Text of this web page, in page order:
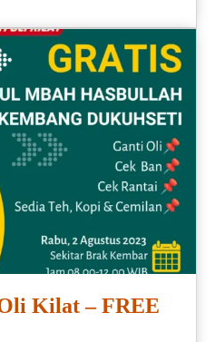
Kilat – FREE